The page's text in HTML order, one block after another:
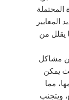
المعايير
يقلل من
مشاكل
يمكن
مما
ويتجنب